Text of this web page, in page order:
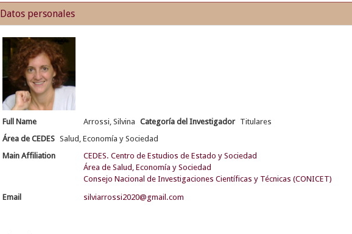
Datos personales
Full Name Arrossi, Silvina Categoría del Investigador Titulares
Área de CEDES Salud, Economía y Sociedad
Main Affiliation
CEDES. Centro de Estudios de Estado y Sociedad
Área de Salud, Economía y Sociedad
Consejo Nacional de Investigaciones Científicas y Técnicas (CONICET)
Email
silviarrossi2020@gmail.com